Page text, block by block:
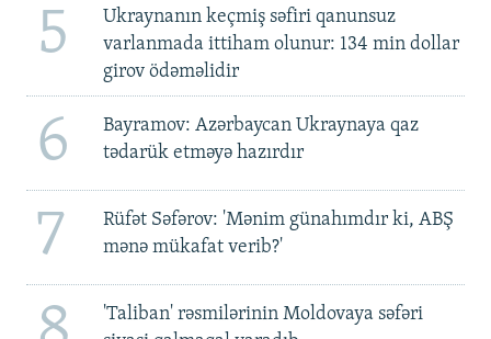
5
Ukraynanın keçmiş səfiri qanunsuz
varlanmada ittiham olunur: 134 min dollar
girov ödəməlidir
6
Bayramov: Azərbaycan Ukraynaya qaz
tədarük etməyə hazırdır
7
Rüfət Səfərov: 'Mənim günahımdır ki, ABŞ
mənə mükafat verib?'
'Taliban' rəsmilərinin Moldovaya səfəri